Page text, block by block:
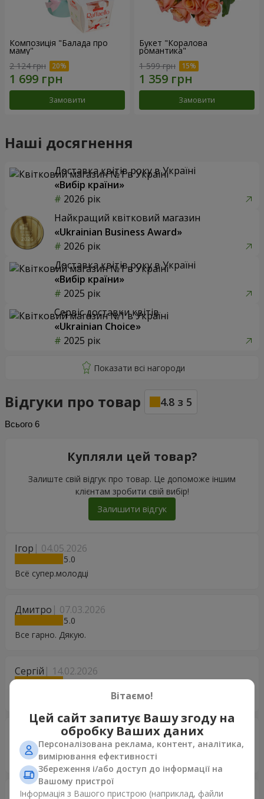
Композиція "Балада про
маму"
2 124 грн
Замовити
Букет "Коралова
романтика"
1 599 грн
Замовити
Наші досягнення
Доставка квітів року в Україні
«Вибір країни»
2026 рік
Найкращий квітковий магазин
«Ukrainian Business Award»
2026 рік
Доставка квітів року в Україні
«Вибір країни»
2025 рік
Сервіс доставки квітів
«Ukrainian Choice»
2025 рік
Відгуки про товар 4.8 з 5
Всього 6
Ігор 04.05.2026
5
Всё супер.молодці
Дмитро 07.03.2026
5
Все гарно. Дякую.
Сергій 14.02.2026
5
Дуже гарні букети.Та швидка доставка.
14.04.2022
5
В житті таких красивих квітів не бачила❤❤❤
Артем 15.02.2022
Купляли цей товар?
Залиште свій відгук про товар. Це допоможе іншим
клієнтам зробити свій вибір!
Залишити відгук
Вітаємо!
Цей сайт запитує Вашу згоду на
обробку Ваших даних
Персоналізована реклама, контент, аналітика,
вимірювання ефективності
Збереження і/або доступ до інформації на
Вашому пристрої
Інформація з Вашого пристрою (наприклад, файли